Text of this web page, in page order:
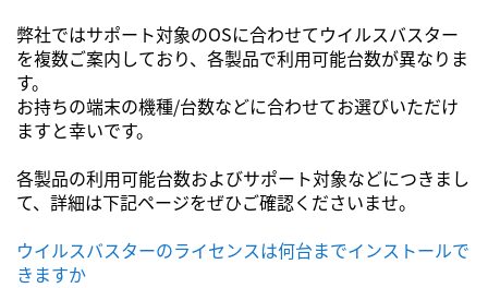
弊社ではサポート対象のOSに合わせてウイルスバスター
を複数ご案内しており、各製品で利用可能台数が異なりま
す。
お持ちの端末の機種/台数などに合わせてお選びいただけ
ますと幸いです。
各製品の利用可能台数およびサポート対象などにつきまし
て、詳細は下記ページをぜひご確認くださいませ。
ウイルスバスターのライセンスは何台までインストールで
きますか